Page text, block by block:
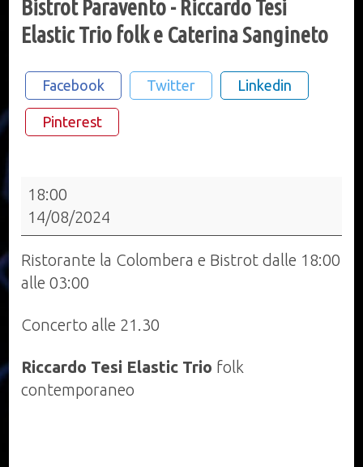
Bistrot Paravento - Riccardo Tesi
Elastic Trio folk e Caterina Sangineto
Facebook Twitter Linkedin
Pinterest
Bistrot
Paravento
-
Riccardo
Tesi
Trio
e
Caterina
18:00
14/08/2024
Ristorante la Colombera e Bistrot dalle 18:00
alle 03:00
Concerto alle 21.30
Riccardo Tesi Elastic Trio folk
contemporaneo